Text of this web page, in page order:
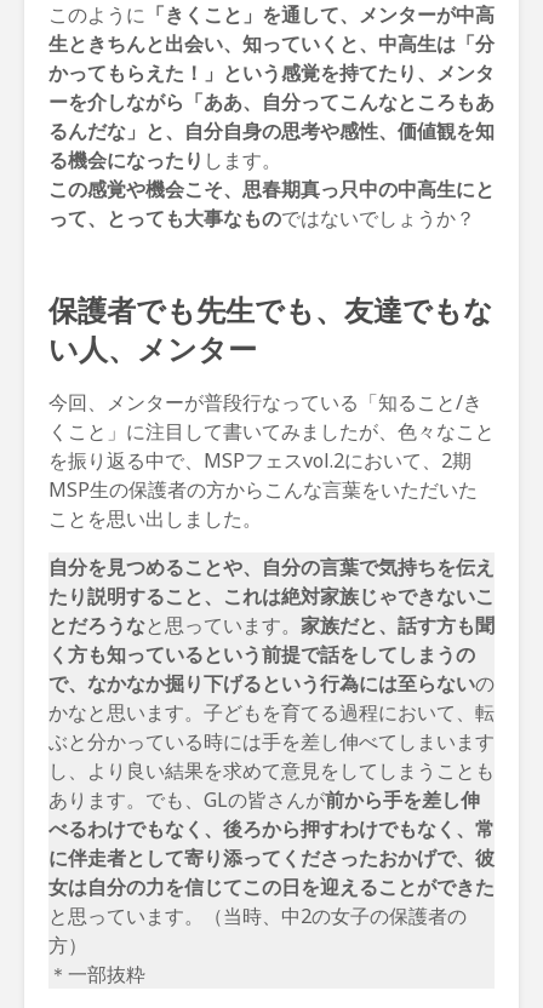
このように 「きくこと」を通して、メンターが中高
生ときちんと出会い、知っていくと、中高生は「分
かってもらえた！」という感覚を持てたり、メンタ
ーを介しながら「ああ、自分ってこんなところもあ
るんだな」と、自分自身の思考や感性、価値観を知
る機会になったり します。
この感覚や機会こそ、思春期真っ只中の中高生にと
って、とっても大事なものではないでしょうか？
保護者でも先生でも、友達でもな
い人、メンター
今回、メンターが普段行なっている「知ること/き
くこと」に注目して書いてみましたが、色々なこと
を振り返る中で、MSPフェスvol.2において、2期
MSP生の保護者の方からこんな言葉をいただいた
ことを思い出しました。
自分を見つめることや、自分の言葉で気持ちを伝え
たり説明すること、これは絶対家族じゃできないこ
とだろうなと思っています。 家族だと、話す方も聞
く方も知っているという前提で話をしてしまうの
で、なかなか掘り下げるという行為には至らないの
かなと思います。子どもを育てる過程において、転
ぶと分かっている時には手を差し伸べてしまいます
し、より良い結果を求めて意見をしてしまうことも
あります。でも、GLの皆さんが前から手を差し伸
べるわけでもなく、後ろから押すわけでもなく、常
に伴走者として寄り添ってくださったおかげで、彼
女は自分の力を信じてこの日を迎えることができた
と思っています。（当時、中2の女子の保護者の
方）
＊一部抜粋